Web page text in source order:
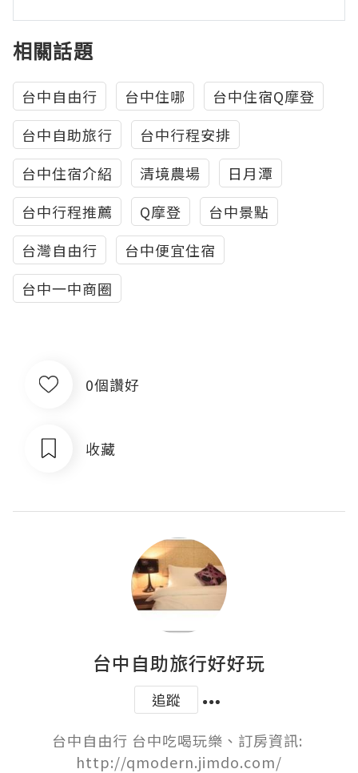
相關話題
台中自由行 台中住哪
台中住宿Q摩登
台中自助旅行
台中行程安排
台中住宿介紹
清境農場
日月潭
台中行程推薦
Q摩登
台中景點
台灣自由行
台中便宜住宿
台中一中商圈
0個讚好
收藏
台中自助旅行好好玩
追蹤
台中自由行 台中吃喝玩樂、訂房資訊:
http://qmodern.jimdo.com/